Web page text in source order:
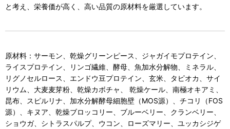
と考え、栄養価が高く、高い品質の原材料を厳選しています。
原材料：サーモン、乾燥グリーンピース、ジャガイモプロテイン、
ライスプロテイン、リンゴ繊維、酵母、魚加水分解物、ミネラル、
リグノセルロース、エンドウ豆プロテイン、玄米、タピオカ、サイ
リウム、大麦麦芽粉、乾燥カボチャ、 乾燥ケール、南極オキアミ、
昆布、スピルリナ、加水分解酵母細胞壁（MOS源）、チコリ（FOS
源）、キヌア、乾燥ブロッコリー、ブルーベリー、クランベリー、
ショウガ、シトラスパルプ、ウコン、ローズマリー、ユッカシジゲ